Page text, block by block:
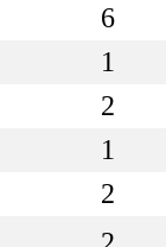
6
1
2
1
2